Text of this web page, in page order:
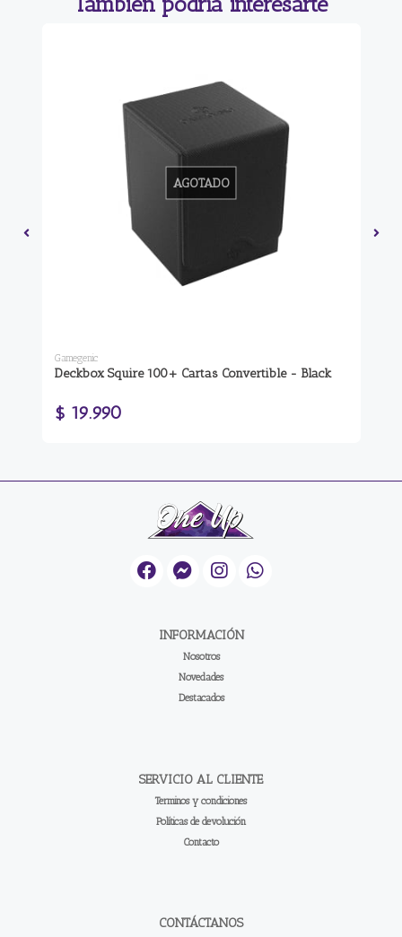
AGOTADO
Gamegenic
Deckbox Squire 100+ Cartas Convertible - Black
$ 19.990
INFORMACIÓN
Nosotros
Novedades
Destacados
SERVICIO AL CLIENTE
Terminos y condiciones
Políticas de devolución
Contacto
CONTÁCTANOS